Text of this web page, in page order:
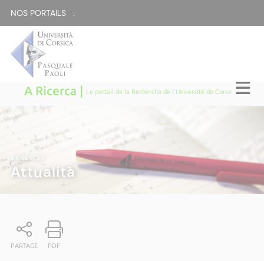
NOS PORTAILS :
A Ricerca | Le portail de la Recherche de l'Université de Corse
A RICERCA
Attualità
PARTAGE PDF